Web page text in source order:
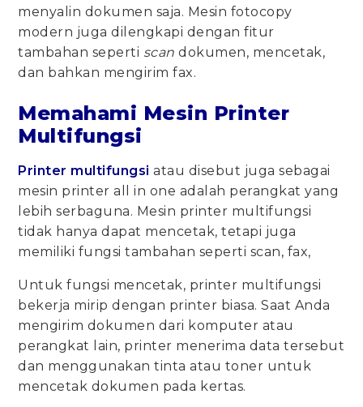
menyalin dokumen saja. Mesin fotocopy
modern juga dilengkapi dengan fitur
tambahan seperti scan dokumen, mencetak,
dan bahkan mengirim fax.
Memahami Mesin Printer
Multifungsi
Printer multifungsi atau disebut juga sebagai
mesin printer all in one adalah perangkat yang
lebih serbaguna. Mesin printer multifungsi
tidak hanya dapat mencetak, tetapi juga
memiliki fungsi tambahan seperti scan, fax,
Untuk fungsi mencetak, printer multifungsi
bekerja mirip dengan printer biasa. Saat Anda
mengirim dokumen dari komputer atau
perangkat lain, printer menerima data tersebut
dan menggunakan tinta atau toner untuk
mencetak dokumen pada kertas.